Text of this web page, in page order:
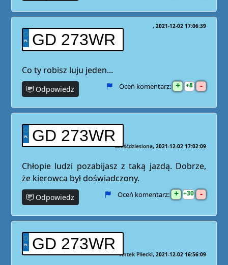
GD 273WR
2021-12-02 17:06:39
Co ty robisz luju jeden...
Odpowiedz Oceń komentarz: + 8 -
GD 273WR
Sześćdziesiona 2021-12-02 17:02:09
Chłopie ludzi pozabijasz z taką jazdą. Dobrze,
że kierowca był doświadczony.
Odpowiedz Oceń komentarz: + 30 -
GD 273WR
Antek Piłecki 2021-12-02 16:56:09